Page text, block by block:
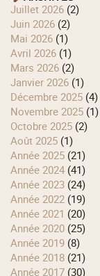
juillet 2026 (2)
juin 2026 (2)
mai 2026 (1)
avril 2026 (1)
mars 2026 (2)
janvier 2026 (1)
décembre 2025 (4)
novembre 2025 (1)
octobre 2025 (2)
août 2025 (1)
année 2025 (21)
année 2024 (41)
année 2023 (24)
année 2022 (19)
année 2021 (20)
année 2020 (25)
année 2019 (8)
année 2018 (21)
année 2017 (30)